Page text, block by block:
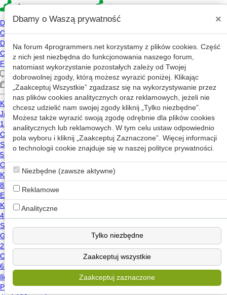
4p » Forum
Programowanie w języku C i C++
« 1 2 ... 1699 ... 1711 »
Nowy wątek
realloc - jak to działa?
2
1.5k
c
Azarien 2013-04-08 14:14
Dziedziczeniem klas - Factory Pattern
13 3.0k
Shalom 2014-10-04 21:54
darkrat 2017-05-30 15:59
Dbamy o Waszą prywatność ×
Na forum 4programmers.net korzystamy z plików cookies. Część
z nich jest niezbędna do funkcjonowania naszego forum,
natomiast wykorzystanie pozostałych zależy od Twojej
dobrowolnej zgody, którą możesz wyrazić poniżej. Klikając
„Zaakceptuj Wszystkie” zgadzasz się na wykorzystywanie przez
nas plików cookies analitycznych oraz reklamowych, jeżeli nie
chcesz udzielić nam swojej zgody kliknij „Tylko niezbędne”.
Możesz także wyrazić swoją zgodę odrębnie dla plików cookies
analitycznych lub reklamowych. W tym celu ustaw odpowiednio
pola wyboru i kliknij „Zaakceptuj Zaznaczone”. Więcej informacji
o technologii cookie znajduje się w naszej polityce prywatności.
Niezbędne (zawsze aktywne)
Reklamowe
Analityczne
Tylko niezbędne
Zaakceptuj wszystkie
Zaakceptuj zaznaczone